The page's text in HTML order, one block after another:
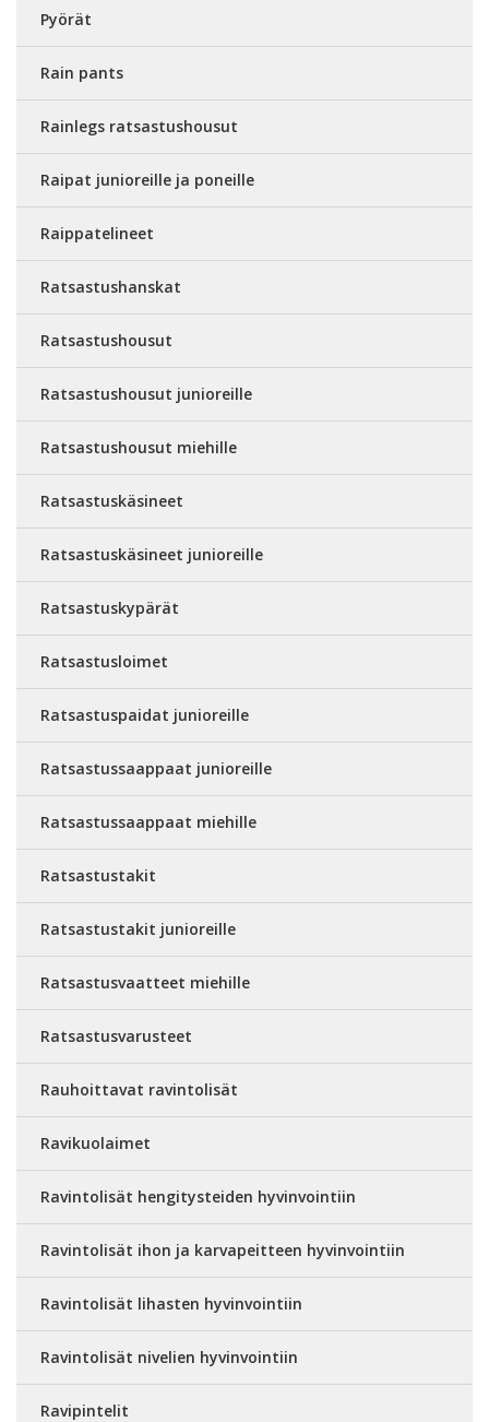
Pyörät
Rain pants
Rainlegs ratsastushousut
Raipat junioreille ja poneille
Raippatelineet
Ratsastushanskat
Ratsastushousut
Ratsastushousut junioreille
Ratsastushousut miehille
Ratsastuskäsineet
Ratsastuskäsineet junioreille
Ratsastuskypärät
Ratsastusloimet
Ratsastuspaidat junioreille
Ratsastussaappaat junioreille
Ratsastussaappaat miehille
Ratsastustakit
Ratsastustakit junioreille
Ratsastusvaatteet miehille
Ratsastusvarusteet
Rauhoittavat ravintolisät
Ravikuolaimet
Ravintolisät hengitysteiden hyvinvointiin
Ravintolisät ihon ja karvapeitteen hyvinvointiin
Ravintolisät lihasten hyvinvointiin
Ravintolisät nivelien hyvinvointiin
Ravipintelit